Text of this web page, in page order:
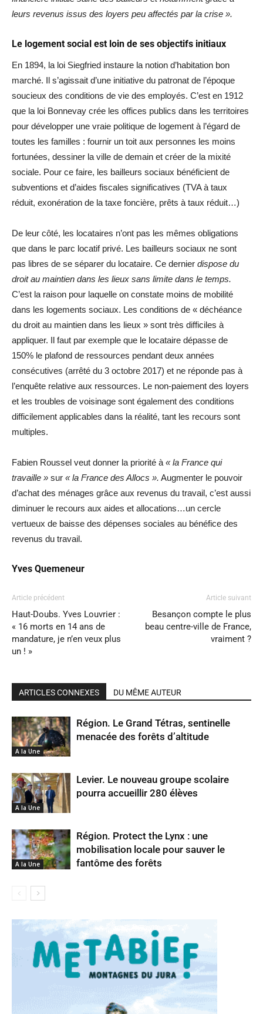
leurs revenus issus des loyers peu affectés par la crise ».
Le logement social est loin de ses objectifs initiaux
En 1894, la loi Siegfried instaure la notion d’habitation bon
marché. Il s’agissait d’une initiative du patronat de l’époque
soucieux des conditions de vie des employés. C’est en 1912
que la loi Bonnevay crée les offices publics dans les territoires
pour développer une vraie politique de logement à l’égard de
toutes les familles : fournir un toit aux personnes les moins
fortunées, dessiner la ville de demain et créer de la mixité
sociale. Pour ce faire, les bailleurs sociaux bénéficient de
subventions et d’aides fiscales significatives (TVA à taux
réduit, exonération de la taxe foncière, prêts à taux réduit…)
De leur côté, les locataires n’ont pas les mêmes obligations
que dans le parc locatif privé. Les bailleurs sociaux ne sont
pas libres de se séparer du locataire. Ce dernier dispose du
droit au maintien dans les lieux sans limite dans le temps.
C’est la raison pour laquelle on constate moins de mobilité
dans les logements sociaux. Les conditions de « déchéance
du droit au maintien dans les lieux » sont très difficiles à
appliquer. Il faut par exemple que le locataire dépasse de
150% le plafond de ressources pendant deux années
consécutives (arrêté du 3 octobre 2017) et ne réponde pas à
l’enquête relative aux ressources. Le non-paiement des loyers
et les troubles de voisinage sont également des conditions
difficilement applicables dans la réalité, tant les recours sont
multiples.
Fabien Roussel veut donner la priorité à « la France qui
travaille » sur « la France des Allocs ». Augmenter le pouvoir
d’achat des ménages grâce aux revenus du travail, c’est aussi
diminuer le recours aux aides et allocations…un cercle
vertueux de baisse des dépenses sociales au bénéfice des
revenus du travail.
Yves Quemeneur
Article précédent
Haut-Doubs. Yves Louvrier :
« 16 morts en 14 ans de
mandature, je n’en veux plus
un ! »
Article suivant
Besançon compte le plus
beau centre-ville de France,
vraiment ?
ARTICLES CONNEXES DU MÊME AUTEUR
A la Une
Région. Le Grand Tétras, sentinelle
menacée des forêts d’altitude
A la Une
Levier. Le nouveau groupe scolaire
pourra accueillir 280 élèves
A la Une
Région. Protect the Lynx : une
mobilisation locale pour sauver le
fantôme des forêts